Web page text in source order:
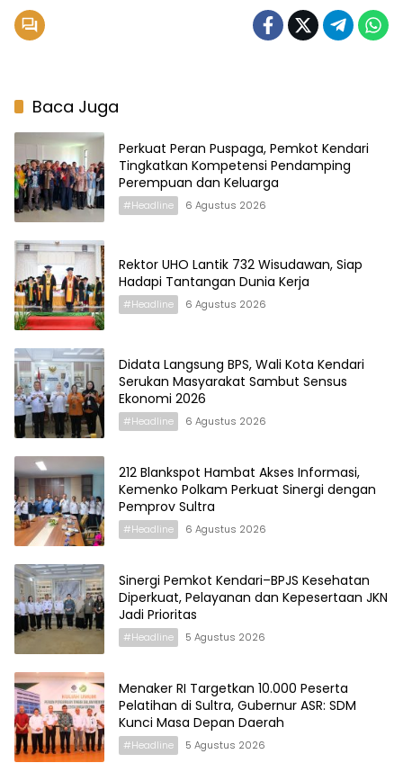
Baca Juga
Perkuat Peran Puspaga, Pemkot Kendari
Tingkatkan Kompetensi Pendamping
Perempuan dan Keluarga
#Headline 6 Agustus 2026
Rektor UHO Lantik 732 Wisudawan, Siap
Hadapi Tantangan Dunia Kerja
#Headline 6 Agustus 2026
Didata Langsung BPS, Wali Kota Kendari
Serukan Masyarakat Sambut Sensus
Ekonomi 2026
#Headline 6 Agustus 2026
212 Blankspot Hambat Akses Informasi,
Kemenko Polkam Perkuat Sinergi dengan
Pemprov Sultra
#Headline 6 Agustus 2026
Sinergi Pemkot Kendari–BPJS Kesehatan
Diperkuat, Pelayanan dan Kepesertaan JKN
Jadi Prioritas
#Headline 5 Agustus 2026
Menaker RI Targetkan 10.000 Peserta
Pelatihan di Sultra, Gubernur ASR: SDM
Kunci Masa Depan Daerah
#Headline 5 Agustus 2026